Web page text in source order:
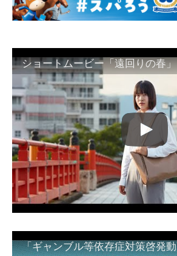
ショートムービー「遠回りの春」